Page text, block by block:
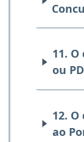
11.
ou
12.
ao